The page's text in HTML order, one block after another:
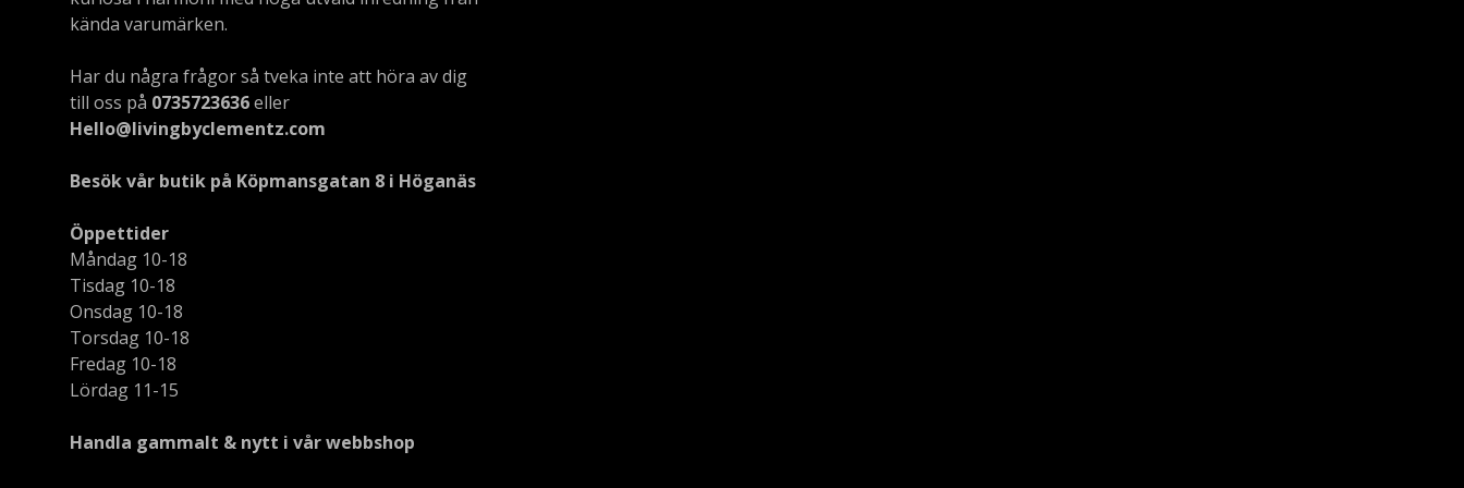
kända varumärken.
Har du några frågor så tveka inte att höra av dig
till oss på 0735723636eller
Hello@livingbyclementz.com
Besök vår butik på Köpmansgatan 8 i Höganäs
Öppettider
Måndag 10-18
Tisdag 10-18
Onsdag 10-18
Torsdag 10-18
Fredag 10-18
Lördag 11-15
Handla gammalt & nytt i vår webbshop